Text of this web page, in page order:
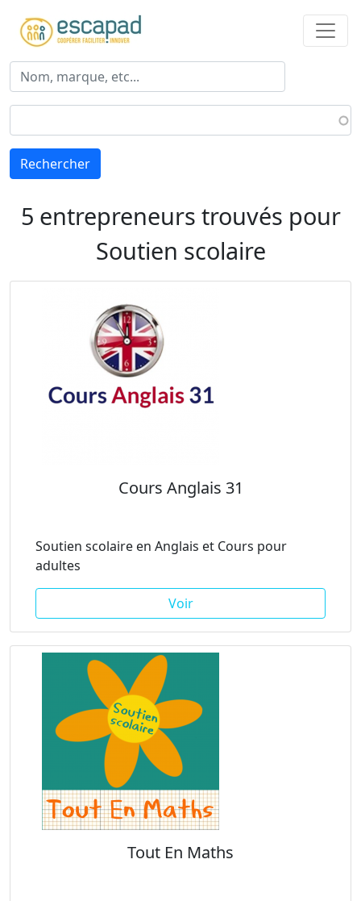
Rechercher
5 entrepreneurs trouvés pour
Soutien scolaire
Cours Anglais 31
Soutien scolaire en Anglais et Cours pour
adultes
Voir
Tout En Maths